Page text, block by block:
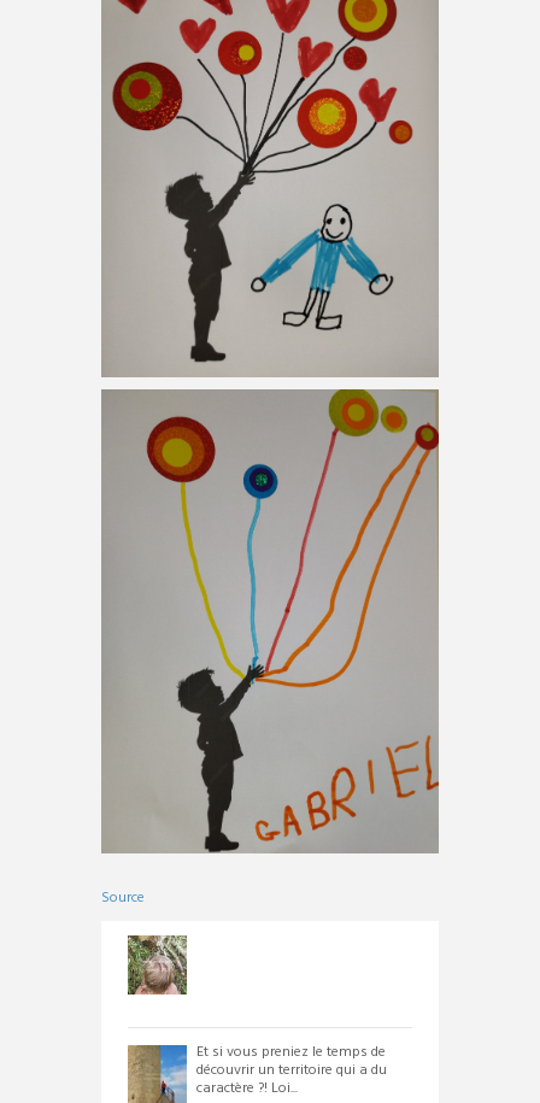
Source
Et si vous preniez le temps de
découvrir un territoire qui a du
caractère ?! Loi...